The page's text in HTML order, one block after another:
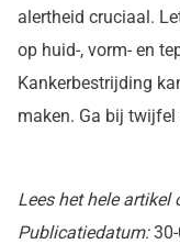
alertheid cruciaal.
op huid-, vorm- en
Kankerbestrijding
maken. Ga bij
Lees het hele artikel
Publicatiedatum: